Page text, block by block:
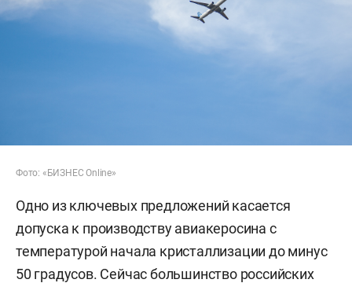
Фото: «БИЗНЕС Online»
Одно из ключевых предложений касается
допуска к производству авиакеросина с
температурой начала кристаллизации до минус
50 градусов. Сейчас большинство российских